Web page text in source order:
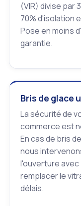
(VIR) divise par
70% d'isolation
Pose en moins
garantie.
Bris de glace
La sécurité de
commerce est
En cas de bris
nous
l'ouverture
remplacer le
délais.